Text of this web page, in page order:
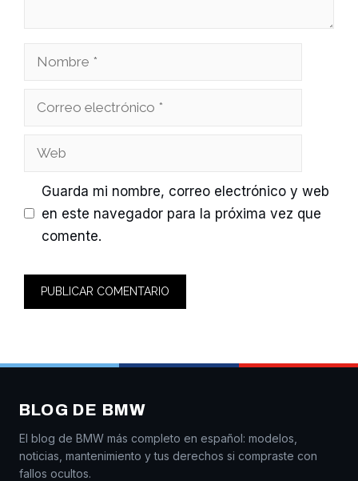
Nombre
Correo
Web
Guarda mi nombre, correo electrónico y web
en este navegador para la próxima vez que
comente.
BLOG DE BMW
El blog de BMW más completo en español: modelos,
noticias, mantenimiento y tus derechos si compraste con
fallos ocultos.